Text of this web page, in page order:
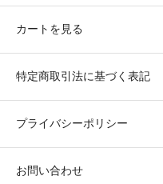
カートを見る
特定商取引法に基づく表記
プライバシーポリシー
お問い合わせ